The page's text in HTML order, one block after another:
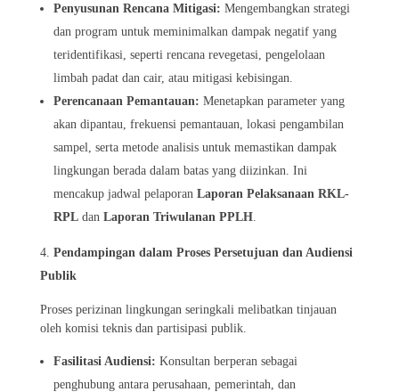
Penyusunan Rencana Mitigasi: Mengembangkan strategi
dan program untuk meminimalkan dampak negatif yang
teridentifikasi, seperti rencana revegetasi, pengelolaan
limbah padat dan cair, atau mitigasi kebisingan.
Perencanaan Pemantauan: Menetapkan parameter yang
akan dipantau, frekuensi pemantauan, lokasi pengambilan
sampel, serta metode analisis untuk memastikan dampak
lingkungan berada dalam batas yang diizinkan. Ini
mencakup jadwal pelaporanLaporan Pelaksanaan RKL-
RPL danLaporan Triwulanan PPLH
Pendampingan dalam Proses Persetujuan dan Audiensi
Publik
Proses perizinan lingkungan seringkali melibatkan tinjauan
oleh komisi teknis dan partisipasi publik.
Fasilitasi Audiensi: Konsultan berperan sebagai
penghubung antara perusahaan, pemerintah, dan